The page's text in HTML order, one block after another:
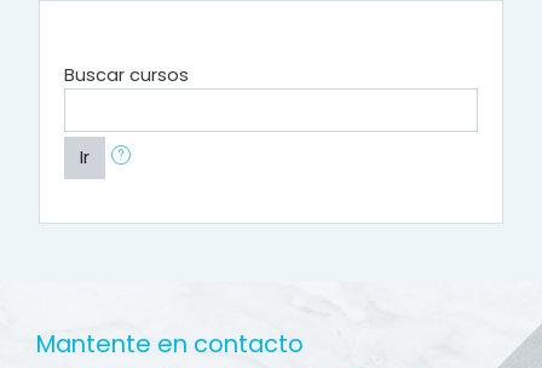
Buscar cursos
Ir
Mantente en contacto